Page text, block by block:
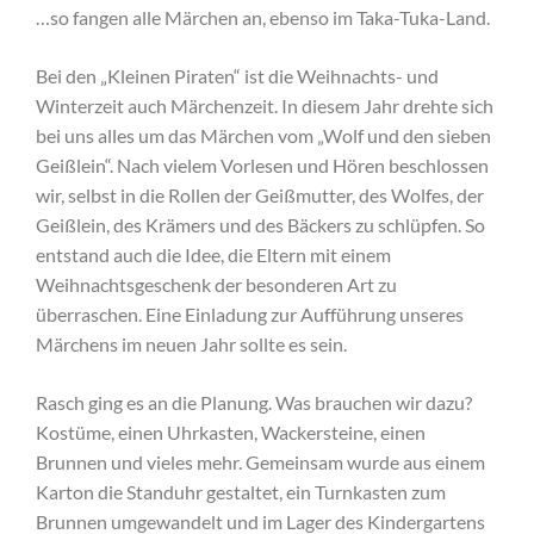
…so fangen alle Märchen an, ebenso im Taka-Tuka-Land.
Bei den „Kleinen Piraten“ ist die Weihnachts- und
Winterzeit auch Märchenzeit. In diesem Jahr drehte sich
bei uns alles um das Märchen vom „Wolf und den sieben
Geißlein“. Nach vielem Vorlesen und Hören beschlossen
wir, selbst in die Rollen der Geißmutter, des Wolfes, der
Geißlein, des Krämers und des Bäckers zu schlüpfen. So
entstand auch die Idee, die Eltern mit einem
Weihnachtsgeschenk der besonderen Art zu
überraschen. Eine Einladung zur Aufführung unseres
Märchens im neuen Jahr sollte es sein.
Rasch ging es an die Planung. Was brauchen wir dazu?
Kostüme, einen Uhrkasten, Wackersteine, einen
Brunnen und vieles mehr. Gemeinsam wurde aus einem
Karton die Standuhr gestaltet, ein Turnkasten zum
Brunnen umgewandelt und im Lager des Kindergartens